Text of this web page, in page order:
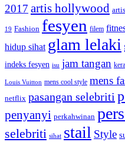
2017 artis hollywood
19 Fashion fesyen filem
hidup sihat glam lelaki
indeks fesyen isu jam tangan
Louis Vuitton mens cool style mens
netflix pasangan selebriti
penyanyi perkahwinan
selebriti sihat stail Style